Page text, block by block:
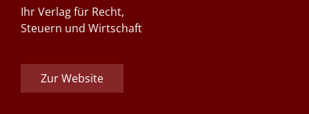
Ihr Verlag für Recht,
Steuern und Wirtschaft
Zur Website